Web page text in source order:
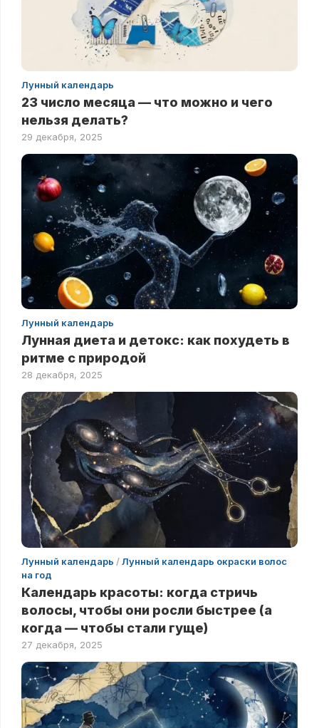
Лунный календарь
23 число месяца — что можно и чего
нельзя делать?
29 декабря, 2025
Лунный календарь
Лунная диета и детокс: как похудеть в
ритме с природой
28 декабря, 2025
Лунный календарь /Лунный календарь окраски волос
на год
Календарь красоты: когда стричь
волосы, чтобы они росли быстрее (а
когда — чтобы стали гуще)
27 декабря, 2025